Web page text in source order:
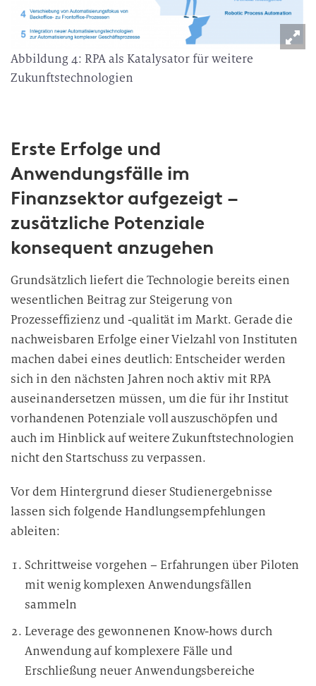
Abbildung 4: RPA als Katalysator für weitere
Zukunftstechnologien
Erste Erfolge und
Anwendungsfälle im
Finanzsektor aufgezeigt –
zusätzliche Potenziale
konsequent anzugehen
Grundsätzlich liefert die Technologie bereits einen
wesentlichen Beitrag zur Steigerung von
Prozesseffizienz und -qualität im Markt. Gerade die
nachweisbaren Erfolge einer Vielzahl von Instituten
machen dabei eines deutlich: Entscheider werden
sich in den nächsten Jahren noch aktiv mit RPA
auseinandersetzen müssen, um die für ihr Institut
vorhandenen Potenziale voll auszuschöpfen und
auch im Hinblick auf weitere Zukunftstechnologien
nicht den Startschuss zu verpassen.
Vor dem Hintergrund dieser Studienergebnisse
lassen sich folgende Handlungsempfehlungen
ableiten:
Schrittweise vorgehen – Erfahrungen über Piloten
mit wenig komplexen Anwendungsfällen
sammeln
Leverage des gewonnenen Know-hows durch
Anwendung auf komplexere Fälle und
Erschließung neuer Anwendungsbereiche